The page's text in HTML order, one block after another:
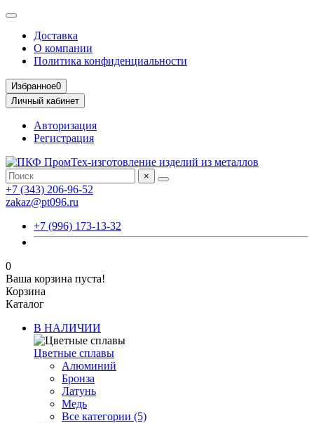
Доставка
О компании
Политика конфиденциальности
Избранное0
Личный кабинет
Авторизация
Регистрация
×
+7 (343) 206-96-52
zakaz@pt096.ru
+7 (996) 173-13-32
0
Ваша корзина пуста!
Корзина
Каталог
В НАЛИЧИИ
Цветные сплавы
Алюминий
Бронза
Латунь
Медь
Все категории (5)